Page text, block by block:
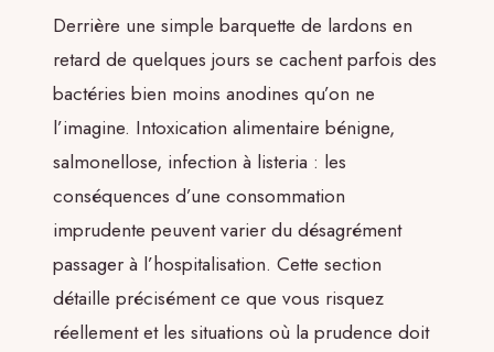
Derrière une simple barquette de lardons en
retard de quelques jours se cachent parfois des
bactéries bien moins anodines qu’on ne
l’imagine. Intoxication alimentaire bénigne,
salmonellose, infection à listeria : les
conséquences d’une consommation
imprudente peuvent varier du désagrément
passager à l’hospitalisation. Cette section
détaille précisément ce que vous risquez
réellement et les situations où la prudence doit